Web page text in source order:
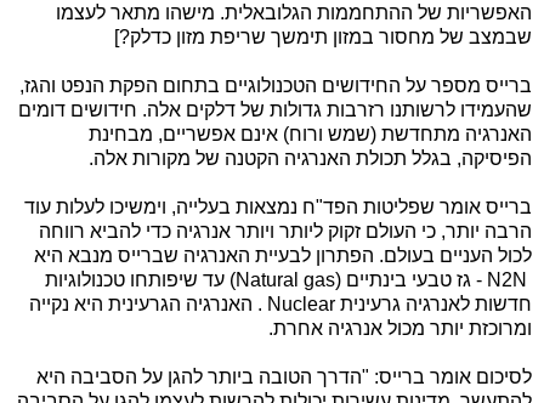
האפשריות של ההתחממות הגלובאלית. מישהו מתאר לעצמו
שבמצב של מחסור במזון תימשך שריפת מזון כדלק?]
ברייס מספר על החידושים הטכנולוגיים בתחום הפקת הנפט והגז,
שהעמידו לרשותנו רזרבות גדולות של דלקים אלה. חידושים דומים
האנרגיה מתחדשת (שמש ורוח) אינם אפשריים, מבחינת
הפיסיקה, בגלל תכולת האנרגיה הקטנה של מקורות אלה.
ברייס אומר שפליטות הפד"ח נמצאות בעלייה, וימשיכו לעלות עוד
הרבה יותר, כי העולם זקוק ליותר ויותר אנרגיה כדי להביא רווחה
לכול העניים בעולם. הפתרון לבעיית האנרגיה שברייס מנבא היא
N2N - גז טבעי בינתיים (Natural gas) עד שיפותחו טכנולוגיות
חדשות לאנרגיה גרעינית Nuclear . האנרגיה הגרעינית היא נקייה
ומרוכזת יותר מכול אנרגיה אחרת.
לסיכום אומר ברייס: "הדרך הטובה ביותר להגן על הסביבה היא